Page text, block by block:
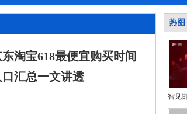
淘宝618最便宜购买时间
汇总一文讲透
热图
智见